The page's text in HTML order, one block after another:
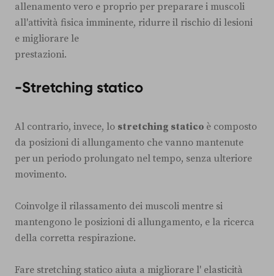
allenamento vero e proprio per preparare i muscoli
all'attività fisica imminente, ridurre il rischio di lesioni
e migliorare le
prestazioni.
-Stretching statico
Al contrario, invece, lo stretching statico è composto
da posizioni di allungamento che vanno mantenute
per un periodo prolungato nel tempo, senza ulteriore
movimento.
Coinvolge il rilassamento dei muscoli mentre si
mantengono le posizioni di allungamento, e la ricerca
della corretta respirazione.
Fare stretching statico aiuta a migliorare l' elasticità